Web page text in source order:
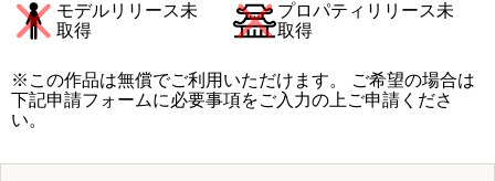
モデルリリース未
取得
プロパティリリース未
取得
※この作品は無償でご利用いただけます。 ご希望の場合は
下記申請フォームに必要事項をご入力の上ご申請くださ
い。